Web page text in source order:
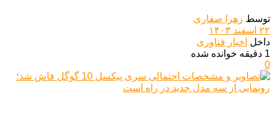
توسط زهرا صفاری
۲۲ اسفند ۱۴۰۳
داخل اخبار فناوری
1 دقیقه خوانده شده
0